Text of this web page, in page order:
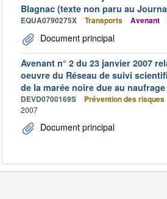
Blagnac (texte non paru au
EQUA0790275X Transports Avenant
Document principal
Avenant n° 2 du 23 janvier 2007
oeuvre du Réseau de suivi
de la marée noire due au
DEVD0700169S Prévention des risques
2007
Document principal